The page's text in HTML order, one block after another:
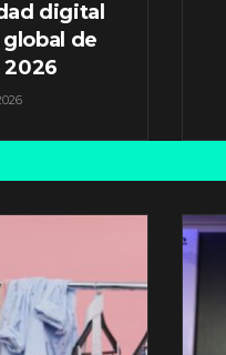
digital
de